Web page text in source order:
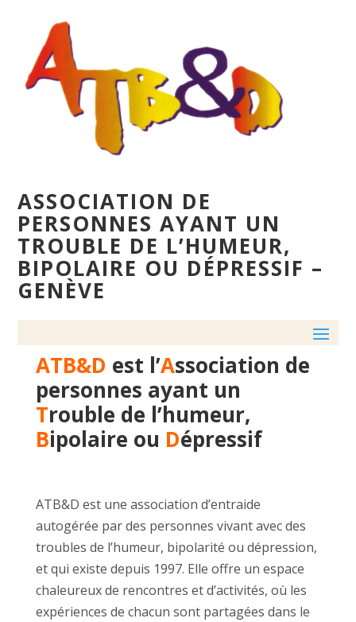
ASSOCIATION DE
PERSONNES AYANT UN
TROUBLE DE L’HUMEUR,
BIPOLAIRE OU DÉPRESSIF –
GENÈVE
ATB&D est l’Association de
personnes ayant un
Trouble de l’humeur,
Bipolaire ou Dépressif
ATB&D est une association d’entraide
autogérée par des personnes vivant avec des
troubles de l’humeur, bipolarité ou dépression,
et qui existe depuis 1997. Elle offre un espace
chaleureux de rencontres et d’activités, où les
expériences de chacun sont partagées dans le